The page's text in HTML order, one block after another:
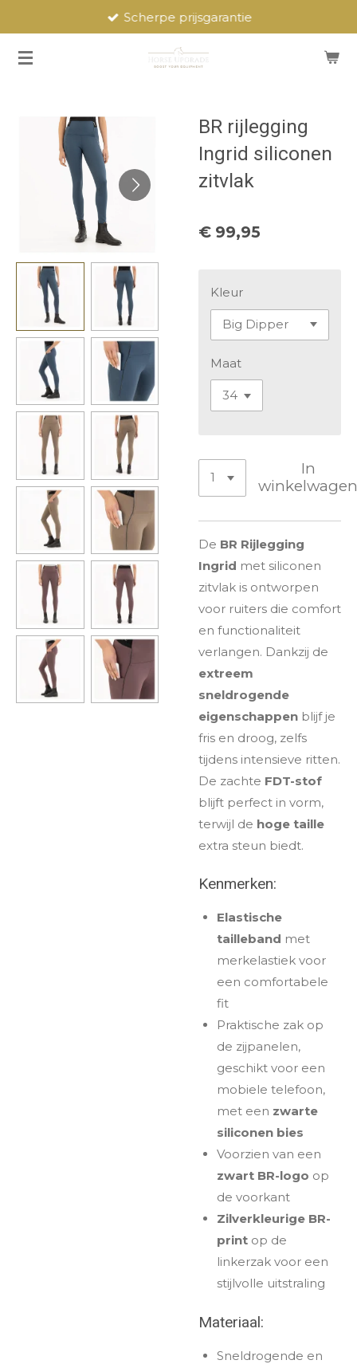
naar
Scherpe prijsgarantie
BR rijlegging
Ingrid siliconen
zitvlak
€ 99,95
Kleur
Maat
In
De BR Rijlegging
Ingrid met siliconen
zitvlak is ontworpen
voor ruiters die comfort
en functionaliteit
verlangen. Dankzij de
extreem
sneldrogende
eigenschappen blijf je
fris en droog, zelfs
tijdens intensieve ritten.
De zachte FDT-stof
blijft perfect in vorm,
terwijl de hoge taille
extra steun biedt.
Kenmerken:
Elastische
tailleband met
merkelastiek voor
een comfortabele
fit
Praktische zak op
de zijpanelen,
geschikt voor een
mobiele telefoon,
met een zwarte
siliconen bies
Voorzien van een
zwart BR-logo op
de voorkant
Zilverkleurige BR-
printop de
linkerzak voor een
stijlvolle uitstraling
Materiaal:
Sneldrogende en